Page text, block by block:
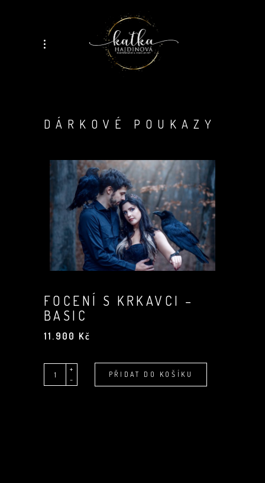
DÁRKOVÉ POUKAZY
FOCENÍ S KRKAVCI –
BASIC
11.900 Kč
-
Quantity
+
PŘIDAT DO KOŠÍKU